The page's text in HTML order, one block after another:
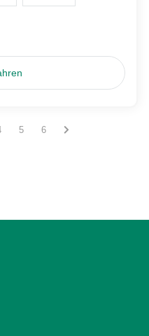
la page
sur la page
êtes sur la page
Vous êtes sur la page
5 Vous êtes sur la page
6